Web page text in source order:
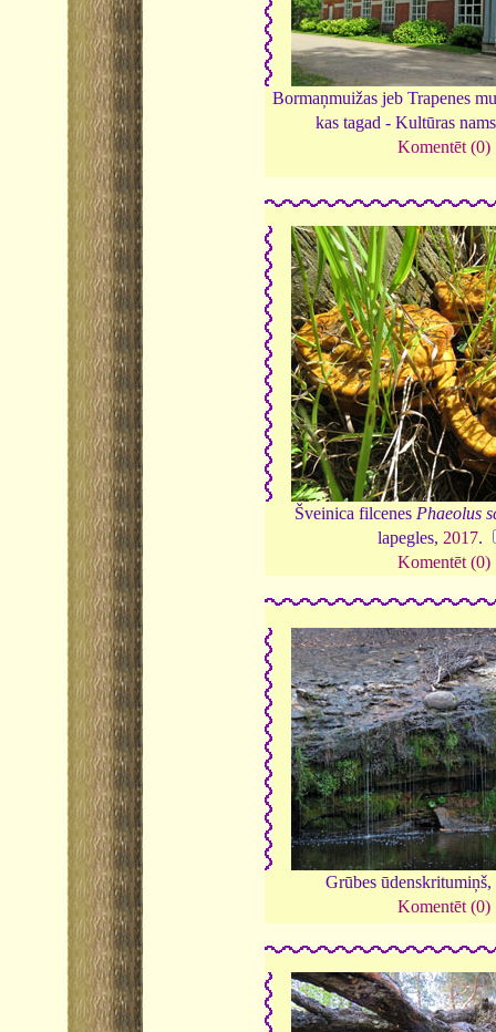
Bormaņmuižas jeb Trapenes
kas tagad - Kultūras
Komentēt (0)
Šveinica filcenes Phaeolus
lapegles, 2017.
Komentēt (0)
Grūbes ūdenskritumiņš,
Komentēt (0)